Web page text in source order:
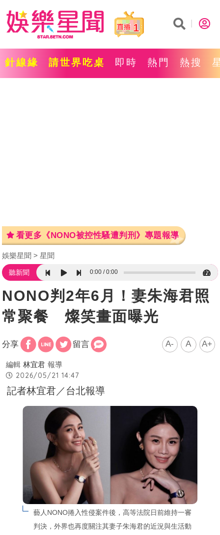
1
針線緣 請世界吃桌 即時 熱門 熱搜
看更多《NONO被控性騷遭判刑》專題報導
娛樂星聞 星聞
聽新聞 0:00 0:00
NONO判2年6月！妻朱海君照
常聚餐 燦笑畫面曝光
分享 留言 A- A A+
編輯 林宜君 報導
2026/05/21 14:47
記者林宜君／台北報導
藝人NONO捲入性侵案件後，高等法院日前維持一審
判決，外界也再度關注其妻子朱海君的近況與生活動